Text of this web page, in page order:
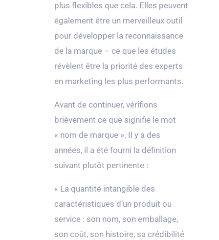
plus flexibles que cela. Elles peuvent
également être un merveilleux outil
pour développer la reconnaissance
de la marque – ce que les études
révèlent être la priorité des experts
en marketing les plus performants.
Avant de continuer, vérifions
brièvement ce que signifie le mot
« nom de marque ». Il y a des
années, il a été fourni la définition
suivant plutôt pertinente :
« La quantité intangible des
caractéristiques d’un produit ou
service : son nom, son emballage,
son coût, son histoire, sa crédibilité